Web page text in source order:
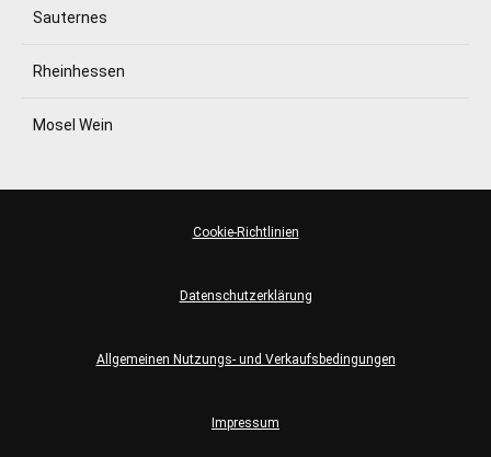
Sauternes
Rheinhessen
Mosel Wein
Impressum
Allgemeinen Nutzungs- und Verkaufsbedingungen
Datenschutzerklärung
Cookie-Richtlinien